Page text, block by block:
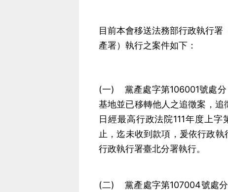
目前本會移送法務部行政執行署
產署）執行之案件如下：
(一) 黨產處字第106001號處分
基地並已移轉他人之追徵案，
日經最高行政法院111年度上
止，迄未收到款項，爰依行政
行政執行署臺北分署執行。
(二) 黨產處字第107004號處分